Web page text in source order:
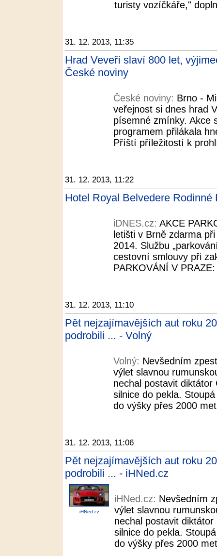
turisty vozíčkáře,"
31. 12. 2013, 11:35
Hrad Veveří slaví 800 let,
České noviny
České noviny: Brno -
veřejnost si dnes hrad
písemné zmínky. Akce
programem přilákala
Příští příležitostí k
31. 12. 2013, 11:22
Hotel Royal Belvedere
iDNES.cz: AKCE
letišti v Brně zdarma
2014. Službu
cestovní smlouvy při
PARKOVÁNÍ V
31. 12. 2013, 11:10
Pět nejzajímavějších aut roku
podrobili ... - Volný
Volný: Nevšedním
výlet slavnou
nechal postavit
silnice do pekla.
do výšky přes 2000
31. 12. 2013, 11:06
Pět nejzajímavějších aut roku
podrobili ... - iHNed.cz
iHNed.cz
iHNed.cz: Nevšedním
výlet slavnou
nechal postavit
silnice do pekla.
do výšky přes 2000